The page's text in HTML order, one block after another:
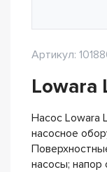
Артикул:
Lowara
Насос Lowara
насосное
насосы; напор